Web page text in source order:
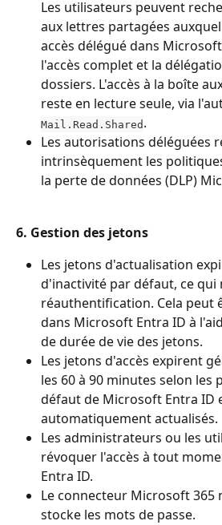
Les utilisateurs peuvent
aux lettres partagées
accès délégué dans
l'accès complet et la
dossiers. L'accès à la boîte
reste en lecture seule, via
Mail.Read.Shared .
Les autorisations déléguées
intrinsèquement les
la perte de données (DLP)
6. Gestion des jetons
Les jetons d'actualisation
d'inactivité par défaut, ce qui
réauthentification. Cela peut
dans Microsoft Entra ID à
de durée de vie des jetons.
Les jetons d'accès expirent
les 60 à 90 minutes selon les
défaut de Microsoft Entra ID
automatiquement actualisés.
Les administrateurs ou les
révoquer l'accès à tout
Entra ID.
Le connecteur Microsoft 365
stocke les mots de passe.